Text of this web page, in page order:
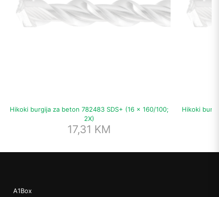
Hikoki burgija za beton 782483 SDS+ (16 x 160/100;
2X)
17,31 KM
Hikoki
A1Box